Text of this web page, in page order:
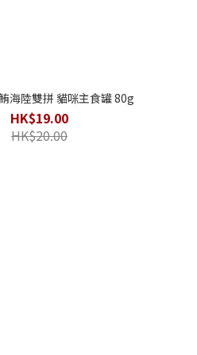
海陸雙拼 貓咪主食罐 80g
HK$19.00
HK$20.00